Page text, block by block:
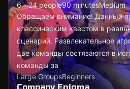
6 - 24 people90 minutesMedium
Обращаем внимание! Данный
классическим квестом в
сценарий. Развлекательное
две команды состязаются в
команды за
Large GroupsBeginners